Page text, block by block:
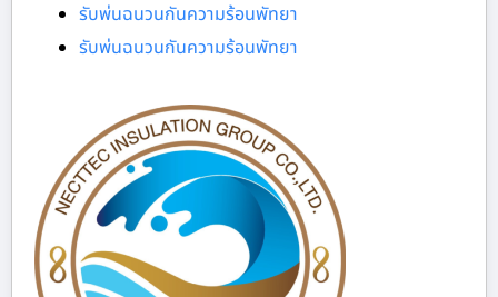
รับพ่นฉนวนกันความร้อนพัทยา
รับพ่นฉนวนกันความร้อนพัทยา